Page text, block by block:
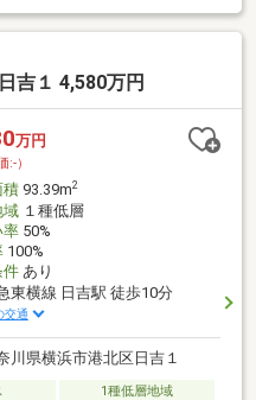
310万円（税込））■小学
心です。～周辺環境～・万
・万騎が原中学校・・約
ｍ（徒歩8分）・セブンイ
分）
吉１ 4,580万円
万円
:-）
積93.39m2
域１種低層
率50%
100%
件あり
東横線 日吉駅 徒歩10分
交通
川県横浜市港北区日吉１
1種低層地域